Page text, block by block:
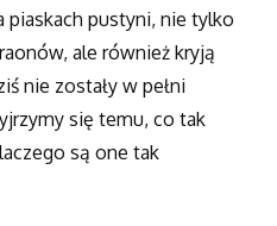
pustyni, nie tylko
ale również kryją
nie zostały w pełni
się temu, co tak
są one tak